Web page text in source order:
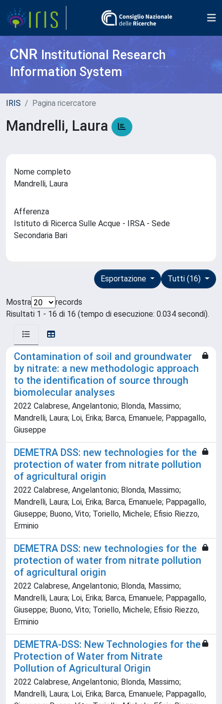
CNR Institutional Research
Information System
IRIS Pagina ricercatore
Mandrelli, Laura
Nome completo
Mandrelli, Laura
Afferenza
Istituto di Ricerca Sulle Acque - IRSA - Sede
Secondaria Bari
Tutti (16)
Esportazione
Mostra
records
Risultati 1 - 16 di 16 (tempo di esecuzione: 0.034 secondi).
Contamination of soil and groundwater
by nitrate: a new methodologic approach
to the identification of source through
biomolecular analyses
2022 Calabrese, Angelantonio; Blonda, Massimo;
Mandrelli, Laura; Loi, Erika; Barca, Emanuele; Pappagallo,
Giuseppe
DEMETRA DSS: new technologies for the
protection of water from nitrate pollution
of agricultural origin
2022 Calabrese, Angelantonio; Blonda, Massimo;
Mandrelli, Laura; Loi, Erika; Barca, Emanuele; Pappagallo,
Giuseppe; Buono, Vito; Toriello, Michele; Efisio Riezzo,
Erminio
DEMETRA DSS: new technologies for the
protection of water from nitrate pollution
of agricultural origin
2022 Calabrese, Angelantonio; Blonda, Massimo;
Mandrelli, Laura; Loi, Erika; Barca, Emanuele; Pappagallo,
Giuseppe; Buono, Vito; Toriello, Michele; Efisio Riezzo,
Erminio
DEMETRA-DSS: New Technologies for the
Protection of Water from Nitrate
Pollution of Agricultural Origin
2022 Calabrese, Angelantonio; Blonda, Massimo;
Mandrelli, Laura; Loi, Erika; Barca, Emanuele; Pappagallo,